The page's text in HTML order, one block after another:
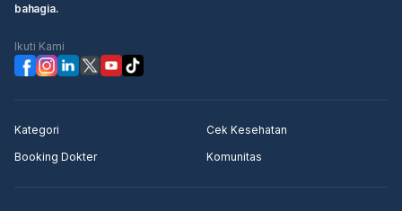
bahagia.
Ikuti Kami
Kategori
Cek Kesehatan
Booking Dokter
Komunitas